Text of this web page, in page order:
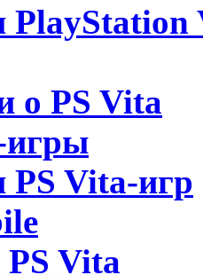
PlayStation
о PS Vita
игры
Vita-игр
Vita